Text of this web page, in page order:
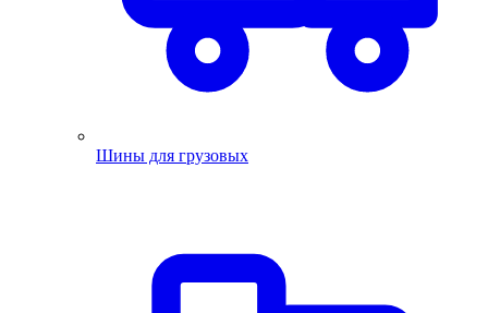
Шины для грузовых